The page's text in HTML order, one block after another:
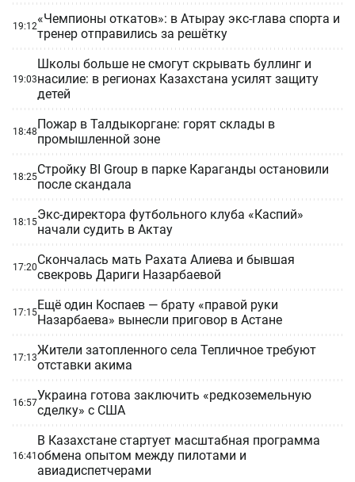
19:12«Чемпионы откатов»: в Атырау экс-глава спорта и
тренер отправились за решётку
19:03
Школы больше не смогут скрывать буллинг и
насилие: в регионах Казахстана усилят защиту
детей
18:48Пожар в Талдыкоргане: горят склады в
промышленной зоне
18:25Стройку BI Group в парке Караганды остановили
после скандала
18:15Экс-директора футбольного клуба «Каспий»
начали судить в Актау
17:20Скончалась мать Рахата Алиева и бывшая
свекровь Дариги Назарбаевой
17:15Ещё один Коспаев — брату «правой руки
Назарбаева» вынесли приговор в Астане
17:13Жители затопленного села Тепличное требуют
отставки акима
16:57Украина готова заключить «редкоземельную
сделку» с США
16:41
В Казахстане стартует масштабная программа
обмена опытом между пилотами и
авиадиспетчерами